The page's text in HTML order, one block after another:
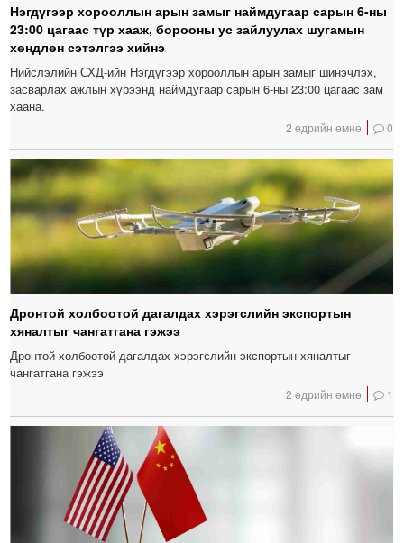
Нэгдүгээр хорооллын арын замыг наймдугаар сарын 6-ны
23:00 цагаас түр хааж, борооны ус зайлуулах шугамын
хөндлөн сэтэлгээ хийнэ
Нийслэлийн СХД-ийн Нэгдүгээр хорооллын арын замыг шинэчлэх,
засварлах ажлын хүрээнд наймдугаар сарын 6-ны 23:00 цагаас зам
хаана.
2 өдрийн өмнө 0
Дронтой холбоотой дагалдах хэрэгслийн экспортын
хяналтыг чангатгана гэжээ
Дронтой холбоотой дагалдах хэрэгслийн экспортын хяналтыг
чангатгана гэжээ
2 өдрийн өмнө 1